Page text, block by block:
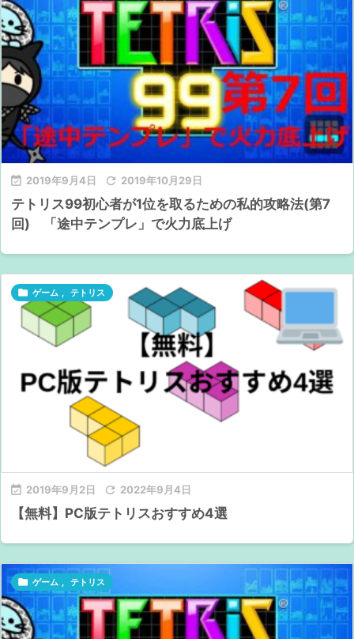
 2019年9月4日  2019年10月29日
テトリス99初心者が1位を取るための私的攻略法(第7
回) 「途中テンプレ」で火力底上げ
 2019年9月2日  2022年9月4日
 ゲーム , テトリス
【無料】PC版テトリスおすすめ4選
 ゲーム , テトリス